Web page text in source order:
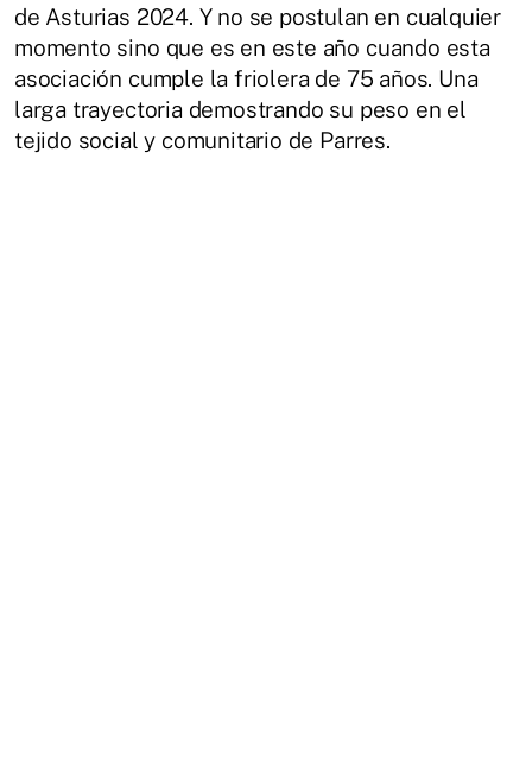
de Asturias 2024. Y no se postulan en cualquier
momento sino que es en este año cuando esta
asociación cumple la friolera de 75 años. Una
larga trayectoria demostrando su peso en el
tejido social y comunitario de Parres.